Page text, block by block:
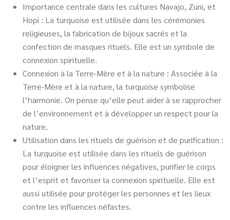
Importance centrale dans les cultures Navajo, Zuni, et
Hopi : La turquoise est utilisée dans les cérémonies
religieuses, la fabrication de bijoux sacrés et la
confection de masques rituels. Elle est un symbole de
connexion spirituelle.
Connexion à la Terre-Mère et à la nature : Associée à la
Terre-Mère et à la nature, la turquoise symbolise
l’harmonie. On pense qu’elle peut aider à se rapprocher
de l’environnement et à développer un respect pour la
nature.
Utilisation dans les rituels de guérison et de purification :
La turquoise est utilisée dans les rituels de guérison
pour éloigner les influences négatives, purifier le corps
et l’esprit et favoriser la connexion spirituelle. Elle est
aussi utilisée pour protéger les personnes et les lieux
contre les influences néfastes.